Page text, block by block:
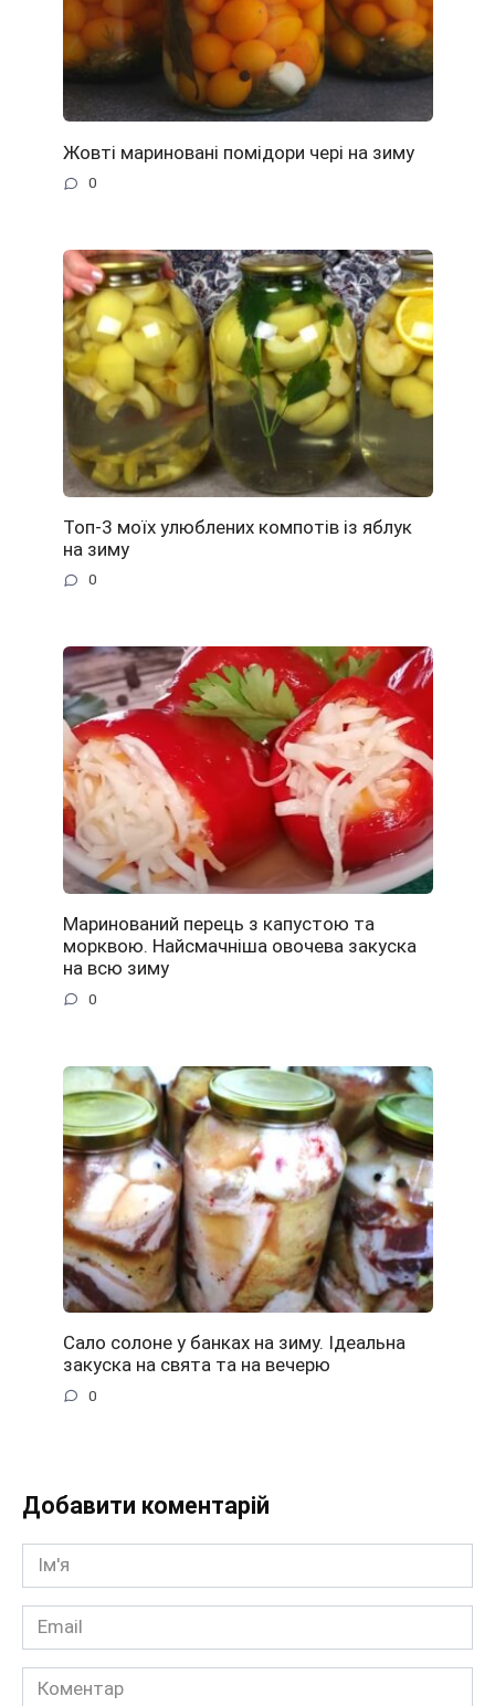
Жовті мариновані помідори чері на зиму
0
Топ-3 моїх улюблених компотів із яблук
на зиму
0
Маринований перець з капустою та
морквою. Найсмачніша овочева закуска
на всю зиму
0
Сало солоне у банках на зиму. Ідеальна
закуска на свята та на вечерю
0
Добавити коментарій
Ім'я
*
Email
*
Коментар